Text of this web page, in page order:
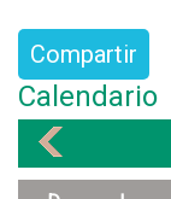
Compartir
Calendario